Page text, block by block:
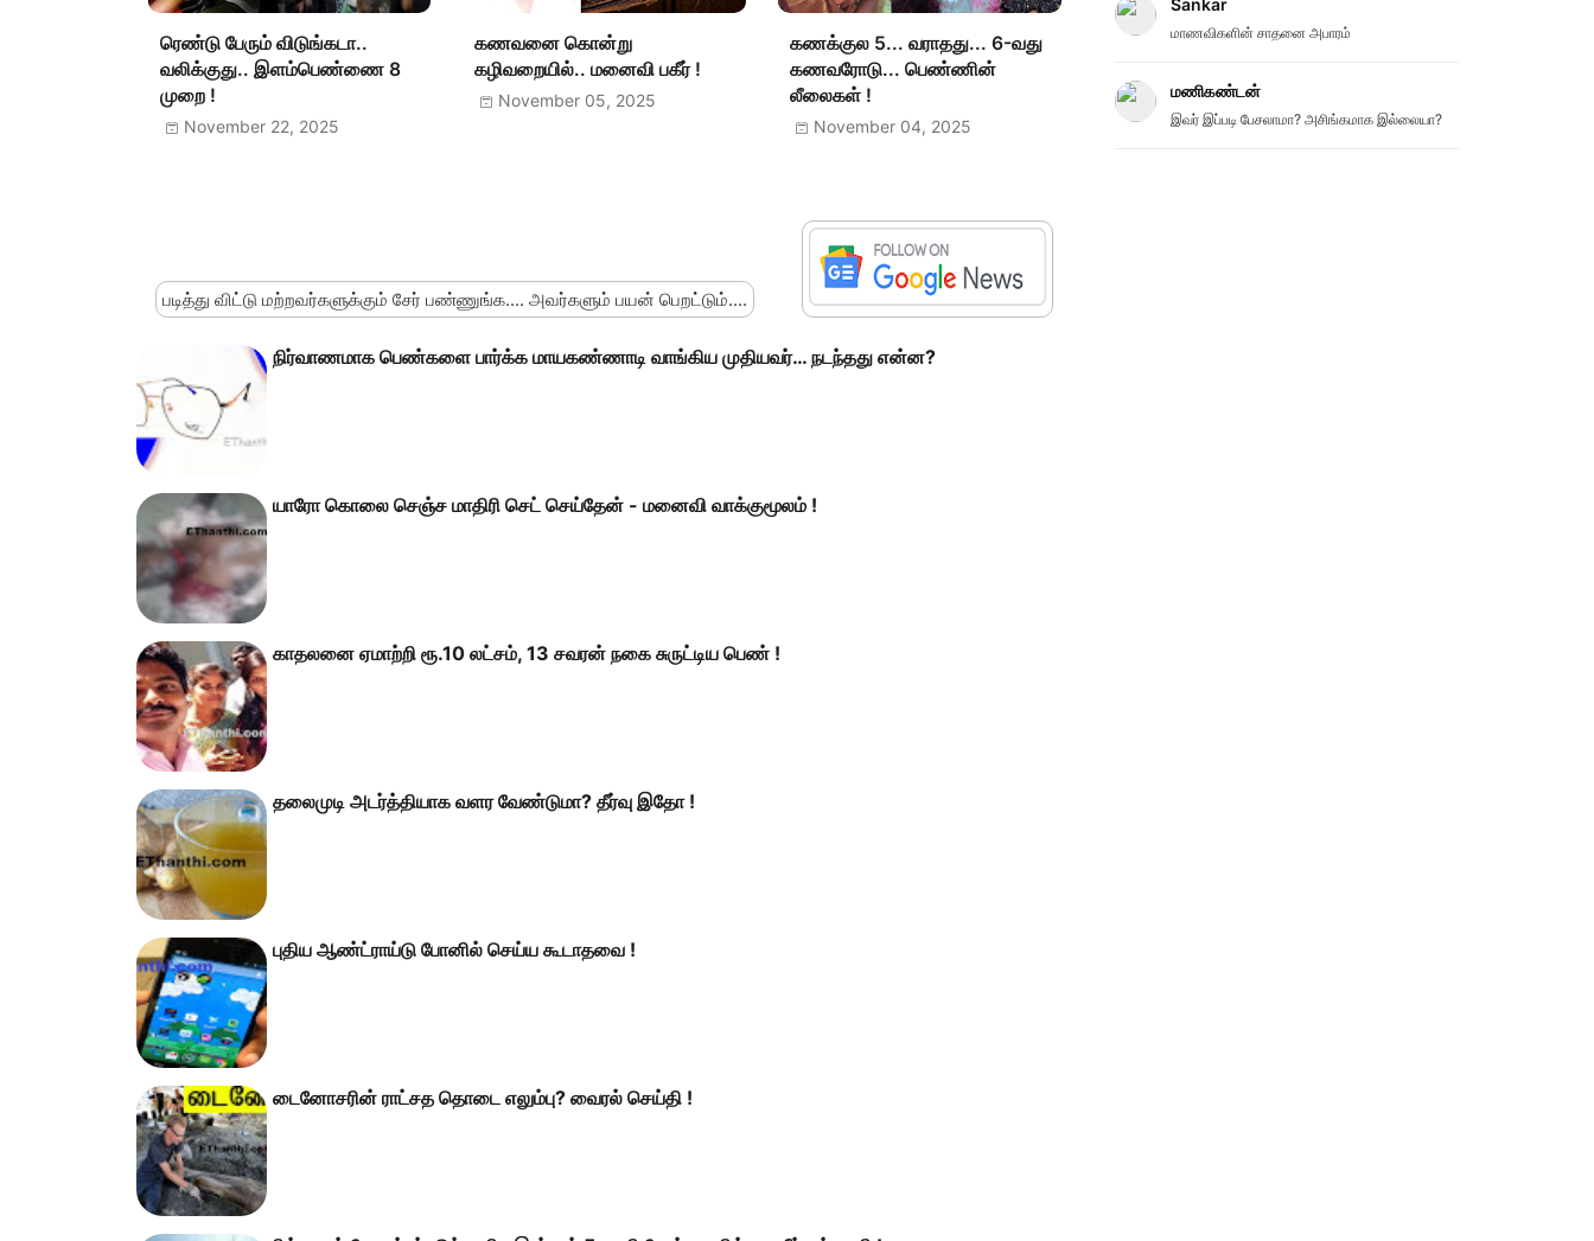
ரெண்டு பேரும் விடுங்கடா..
வலிக்குது.. இளம்பெண்ணை 8
முறை !
November 22, 2025
கணவனை கொன்று
கழிவறையில்.. மனைவி பகீர் !
November 05, 2025
கணக்குல 5... வராதது... 6-வது
கணவரோடு... பெண்ணின்
லீலைகள் !
November 04, 2025
படித்து விட்டு மற்றவர்களுக்கும் சேர் பண்ணுங்க.... அவர்களும் பயன் பெறட்டும்....
நிர்வாணமாக பெண்களை பார்க்க மாயகண்ணாடி வாங்கிய முதியவர்… நடந்தது என்ன?
யாரோ கொலை செஞ்ச மாதிரி செட் செய்தேன் - மனைவி வாக்குமூலம் !
காதலனை ஏமாற்றி ரூ.10 லட்சம், 13 சவரன் நகை சுருட்டிய பெண் !
தலைமுடி அடர்த்தியாக வளர வேண்டுமா? தீர்வு இதோ !
புதிய ஆண்ட்ராய்டு போனில் செய்ய கூடாதவை !
டைனோசரின் ராட்சத தொடை எலும்பு? வைரல் செய்தி !
Sankar
மாணவிகளின் சாதனை அபாரம்
மணிகண்டன்
இவர் இப்படி பேசலாமா? அசிங்கமாக இல்லையா?